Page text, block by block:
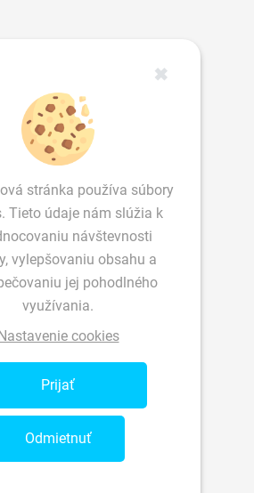
✖
stránka používa súbory
Tieto údaje nám slúžia k
návštevnosti
vylepšovaniu obsahu a
jej pohodlného
využívania.
cookies
Prijať
Odmietnuť